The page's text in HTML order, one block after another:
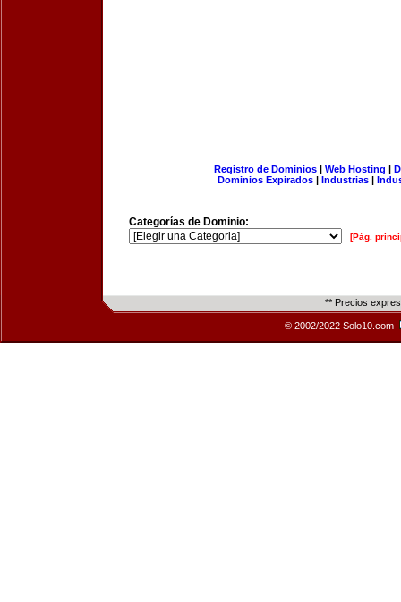
Registro de Dominios| Web Hosting |
Dominios Expirados | Industrias |
Categorías de Dominio:
[Pág.
** Precios
© 2002/2022 Solo10.com